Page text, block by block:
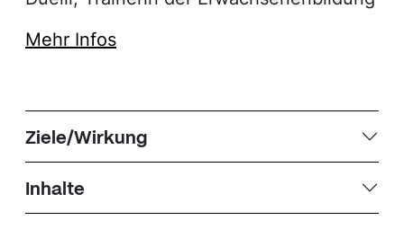
Mehr Infos
Ziele/Wirkung
Inhalte